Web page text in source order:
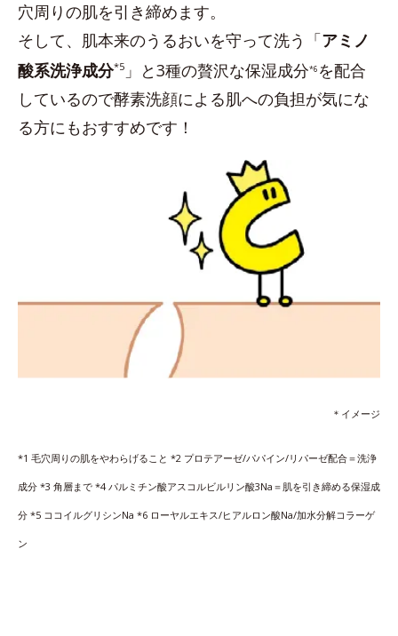
穴周りの肌を引き締めます。
そして、肌本来のうるおいを守って洗う「アミノ
酸系洗浄成分*5 」と3種の贅沢な保湿成分*6 を配合
しているので酵素洗顔による肌への負担が気にな
る方にもおすすめです！
＊イメージ
*1 毛穴周りの肌をやわらげること *2 プロテアーゼ/パパイン/リパーゼ配合＝洗浄
成分 *3 角層まで *4 パルミチン酸アスコルビルリン酸3Na＝肌を引き締める保湿成
分 *5 ココイルグリシンNa *6 ローヤルエキス/ヒアルロン酸Na/加水分解コラーゲ
ン